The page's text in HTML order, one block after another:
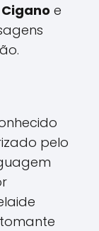
e
pelo